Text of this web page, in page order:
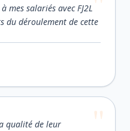
mes salariés avec FJ2L
du déroulement de cette
qualité de leur